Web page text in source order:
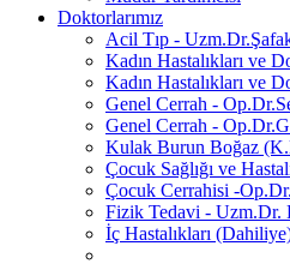
Doktorlarımız
Acil Tıp -
Kadın Hastalıkları ve
Kadın Hastalıkları ve
Genel Cerrah -
Genel Cerrah -
Kulak Burun Boğaz
Çocuk Sağlığı ve
Çocuk Cerrahisi -
Fizik Tedavi -
İç Hastalıkları